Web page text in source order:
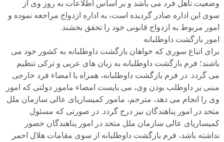
وضعیت تاهل فرد می باشد و بر اساس اطلاعات به روز وی از
سوی این اداره صادر گردیده است، به اداره ازدواج مراجعه نموده و
امور مربوط به ازدواج قانونی خود را تحقق بخشند.
امور بازگشت داوطلبانه
برای اتباع سوری که خواهان بازگشت داوطلبانه به کشور خود می
باشند؛ فرم بازگشت داوطلبانه به زبان های عربی و ترکی تنظیم
می گردد. در فرم بازگشت داوطلبانه، همراه با امضاء فرد خارجی
مبنی بر داوطلب بودن وی، می بایست امضاء مامور دولتی که امور
وی را انجام می دهد، مترجم، مامور کمیساریای عالی سازمان ملل
متحد در امور پناهندگان نیز درج گردد. در صورتی که مسئول
کمیساریای عالی سازمان ملل متحد در امور پناهندگان حضور
نداشته باشد، فرم بازگشت داوطلبانه از سوی مقامات هلال احمر